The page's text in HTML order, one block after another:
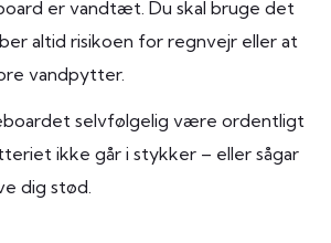
er vandtæt. Du skal bruge det
altid risikoen for regnvejr eller at
vandpytter.
selvfølgelig være ordentligt
ikke går i stykker – eller sågar
dig stød.